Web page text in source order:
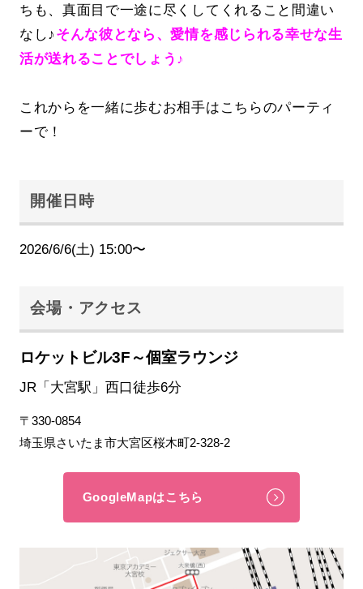
ちも、真面目で一途に尽くしてくれること間違い
なし♪ そんな彼となら、愛情を感じられる幸せな生
活が送れることでしょう♪
これからを一緒に歩むお相手はこちらのパーティ
ーで！
開催日時
2026/6/6(土) 15:00〜
会場・アクセス
ロケットビル3F～個室ラウンジ
JR「大宮駅」西口徒歩6分
〒330-0854
埼玉県さいたま市大宮区桜木町2-328-2
GoogleMapはこちら